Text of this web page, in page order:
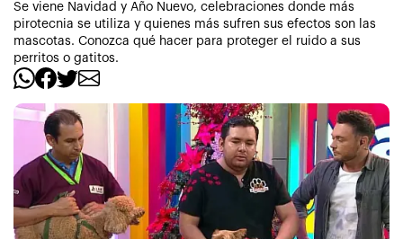
Se viene Navidad y Año Nuevo, celebraciones donde más
pirotecnia se utiliza y quienes más sufren sus efectos son las
mascotas. Conozca qué hacer para proteger el ruido a sus
perritos o gatitos.